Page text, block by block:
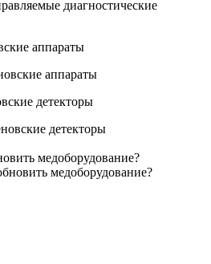
аппараты
детекторы
медоборудование?